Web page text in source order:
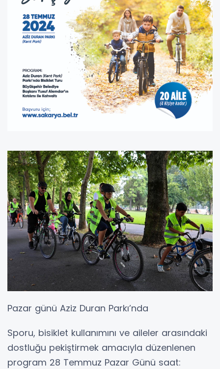
Pazar günü Aziz Duran Parkı’nda
Sporu, bisiklet kullanımını ve aileler arasındaki
dostluğu pekiştirmek amacıyla düzenlenen
program 28 Temmuz Pazar Günü saat: